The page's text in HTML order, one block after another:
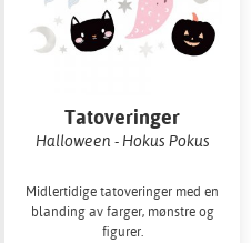
Tatoveringer
Halloween - Hokus Pokus
Midlertidige tatoveringer med en
blanding av farger, mønstre og
figurer.